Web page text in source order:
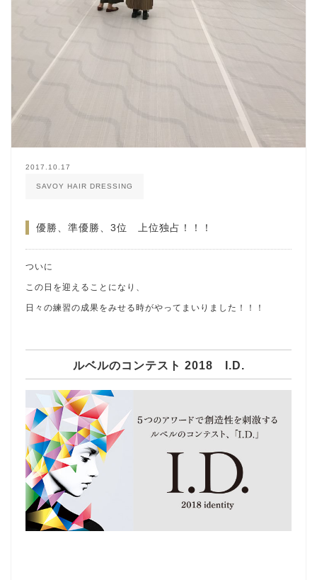
2017.10.17
SAVOY HAIR DRESSING
優勝、準優勝、3位 上位独占！！！
ついに
この日を迎えることになり、
日々の練習の成果をみせる時がやってまいりました！！！
ルベルのコンテスト 2018 I.D.